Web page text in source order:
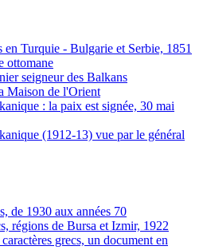
en Turquie - Bulgarie et Serbie, 1851
ottomane
seigneur des Balkans
Maison de l'Orient
: la paix est signée, 30 mai
(1912-13) vue par le général
de 1930 aux années 70
régions de Bursa et Izmir, 1922
grecs, un document en